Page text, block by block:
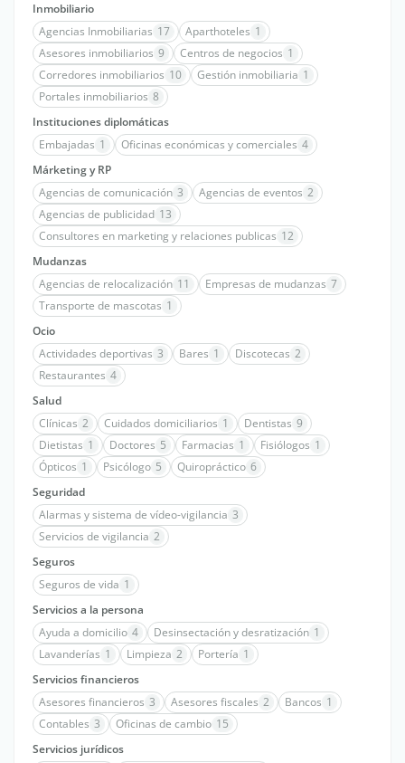
Inmobiliario
Agencias Inmobiliarias 17 Aparthoteles 1
Asesores inmobiliarios 9 Centros de negocios 1
Corredores inmobiliarios 10 Gestión inmobiliaria 1
Portales inmobiliarios 8
Instituciones diplomáticas
Embajadas 1 Oficinas económicas y comerciales 4
Márketing y RP
Agencias de comunicación 3 Agencias de eventos 2
Agencias de publicidad 13
Consultores en marketing y relaciones publicas 12
Mudanzas
Agencias de relocalización 11 Empresas de mudanzas 7
Transporte de mascotas 1
Ocio
Actividades deportivas 3 Bares 1 Discotecas 2
Restaurantes 4
Salud
Clínicas 2 Cuidados domiciliarios 1 Dentistas 9
Dietistas 1 Doctores 5 Farmacias 1 Fisiólogos 1
Ópticos 1 Psicólogo 5 Quiropráctico 6
Seguridad
Alarmas y sistema de vídeo-vigilancia 3
Servicios de vigilancia 2
Seguros
Seguros de vida 1
Servicios a la persona
Ayuda a domicilio 4 Desinsectación y desratización 1
Lavanderías 1 Limpieza 2 Portería 1
Servicios financieros
Asesores financieros 3 Asesores fiscales 2 Bancos 1
Contables 3 Oficinas de cambio 15
Servicios jurídicos